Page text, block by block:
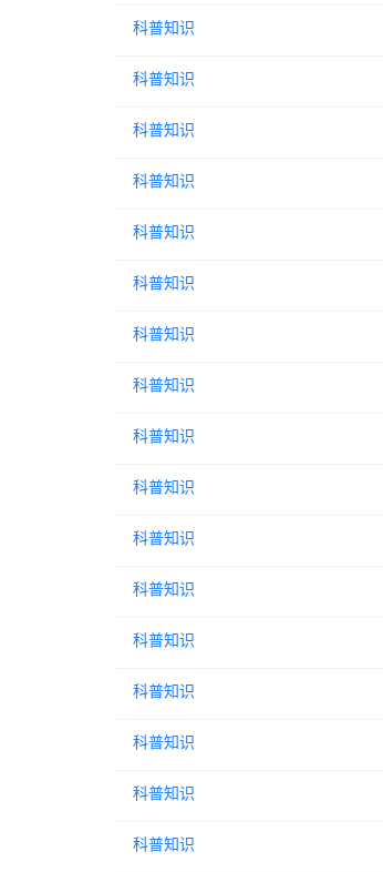
科普知识
科普知识
科普知识
科普知识
科普知识
科普知识
科普知识
科普知识
科普知识
科普知识
科普知识
科普知识
科普知识
科普知识
科普知识
科普知识
科普知识